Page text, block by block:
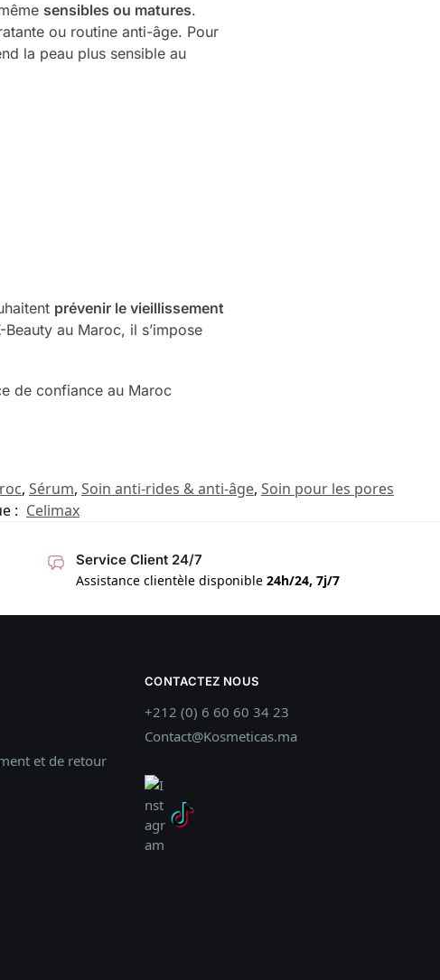
sensibles ou matures.
ou routine anti-âge. Pour
la peau plus sensible au
prévenir le vieillissement
au Maroc, il s’impose
de confiance au Maroc
, Sérum, Soin anti-rides & anti-âge, Soin pour les pores
: Celimax
Service Client 24/7
Assistance clientèle disponible 24h/24, 7j/7
et de retour
CONTACTEZ NOUS
+212 (0) 6 60 60 34 23
Contact@Kosmeticas.ma